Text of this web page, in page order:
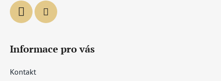
Informace pro vás
Kontakt